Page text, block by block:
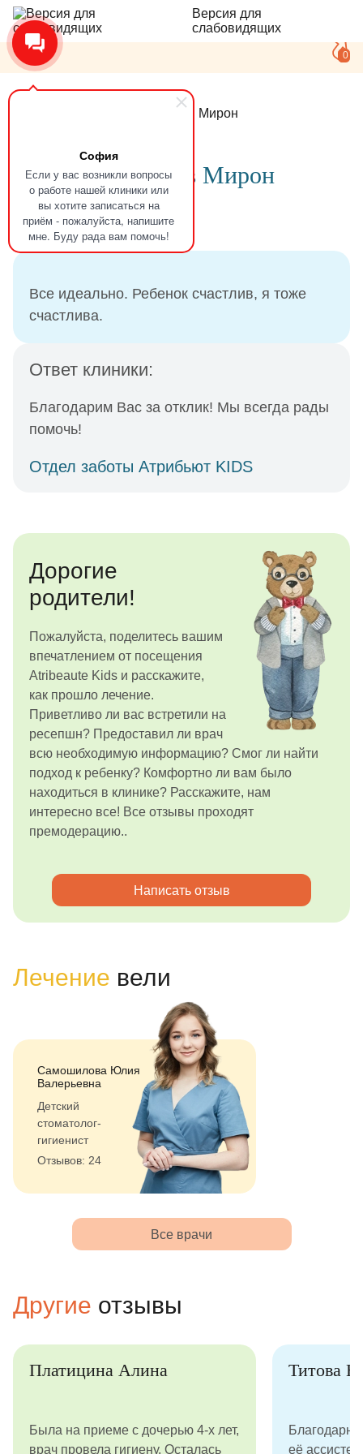
София
Если у вас возникли вопросы
о работе нашей клиники или
вы хотите записаться на
приём - пожалуйста, напишите
мне. Буду рада вам помочь!
Версия для
слабовидящих
0
Кучканов Мирон
ОтзывКучканов Мирон
22.07.2024
Все идеально. Ребенок счастлив, я тоже
счастлива.
Ответ клиники:
Благодарим Вас за отклик! Мы всегда рады
помочь!
Отдел заботы Атрибьют KIDS
Дорогие
родители!
Пожалуйста, поделитесь вашим
впечатлением от посещения
Atribeaute Kids и расскажите,
как прошло лечение.
Приветливо ли вас встретили на
ресепшн? Предоставил ли врач
всю необходимую информацию? Смог ли найти
подход к ребенку? Комфортно ли вам было
находиться в клинике? Расскажите, нам
интересно все! Все отзывы проходят
премодерацию..
Написать отзыв
Лечение вели
Самошилова Юлия
Валерьевна
Детский
стоматолог-
гигиенист
Отзывов: 24
Все врачи
Другие отзывы
Платицина Алина
Была на приеме с дочерью 4-х лет,
врач провела гигиену. Осталась
Титова
её